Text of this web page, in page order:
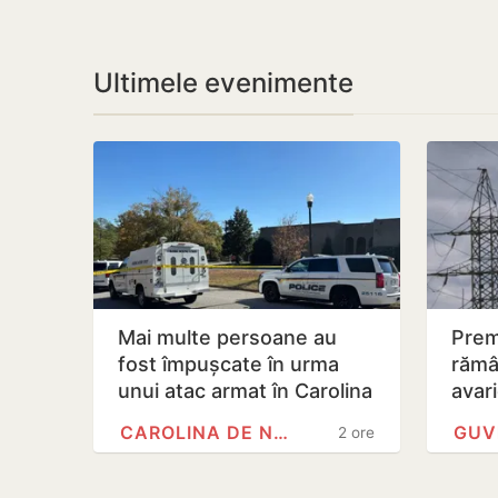
Ultimele evenimente
Mai multe persoane au
fost împușcate în urma
unui atac armat în Carolina
2 ore
CAROLINA DE NORD